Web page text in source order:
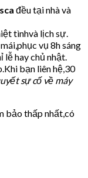
đều tại nhà và
tìnhvà lịch sự.
vụ 8h sáng
lễ hay chủ nhật.
bạn liên hệ,30
sự cố về máy
bảo thấp nhất,có